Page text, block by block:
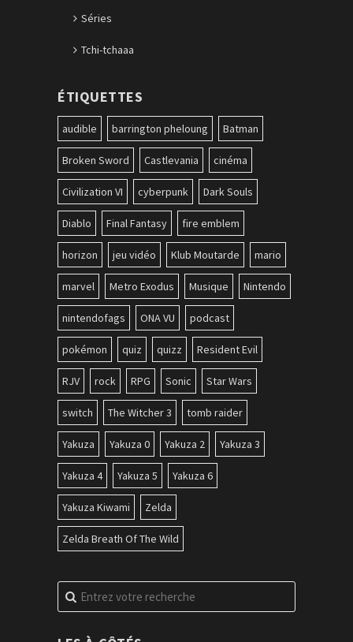
Séries
Tchi-tchaaa
ÉTIQUETTES
audible barrington pheloung Batman
Broken Sword Castlevania cinéma
Civilization VI cyberpunk Dark Souls
Diablo Final Fantasy fire emblem
horizon jeu vidéo Klub Moutarde mario
marvel Metro Exodus Musique Nintendo
nintendofags ONA VU podcast
pokémon quiz quizz Resident Evil
RJV rock RPG Sonic Star Wars
switch The Witcher 3 tomb raider
Yakuza Yakuza 0 Yakuza 2 Yakuza 3
Yakuza 4 Yakuza 5 Yakuza 6
Yakuza Kiwami Zelda
Zelda Breath Of The Wild
Recherche
pour